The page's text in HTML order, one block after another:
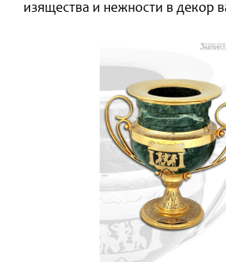
изящества и нежности в декор